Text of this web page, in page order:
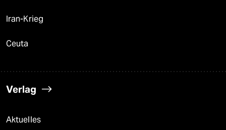
Iran-Krieg
Ceuta
Verlag
Aktuelles